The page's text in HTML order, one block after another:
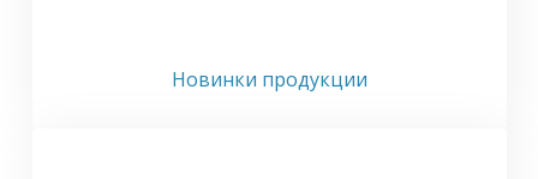
Новинки продукции